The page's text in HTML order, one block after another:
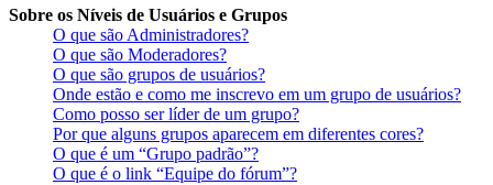
Sobre os Níveis de Usuários e Grupos
O que são Administradores?
O que são Moderadores?
O que são grupos de usuários?
Onde estão e como me inscrevo em um grupo de usuários?
Como posso ser líder de um grupo?
Por que alguns grupos aparecem em diferentes cores?
O que é um “Grupo padrão”?
O que é o link “Equipe do fórum”?